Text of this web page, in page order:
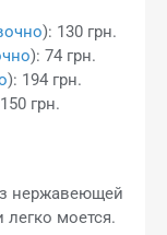
): 130 грн.
): 74 грн.
): 194 грн.
грн.
нержавеющей
легко моется.